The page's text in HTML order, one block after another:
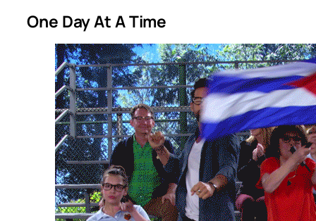
One Day At A Time